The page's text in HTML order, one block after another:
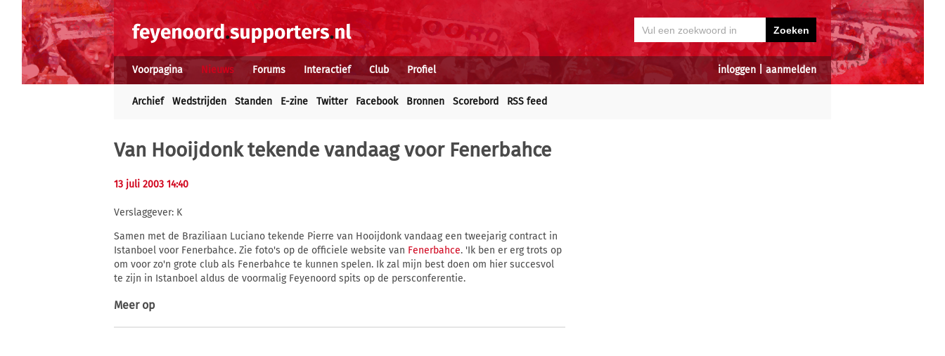
inloggen aanmelden
Voorpagina Nieuws Forums Interactief Club Profiel
Archief Wedstrijden Standen E-zine Twitter Facebook Bronnen Scorebord RSS feed
Van Hooijdonk tekende vandaag voor Fenerbahce
13 juli 2003 14:40
Verslaggever: K
Samen met de Braziliaan Luciano tekende Pierre van Hooijdonk vandaag een tweejarig contract in
Istanboel voor Fenerbahce. Zie foto's op de officiele website van Fenerbahce. 'Ik ben er erg trots op
om voor zo'n grote club als Fenerbahce te kunnen spelen. Ik zal mijn best doen om hier succesvol
te zijn in Istanboel aldus de voormalig Feyenoord spits op de persconferentie.
Meer op